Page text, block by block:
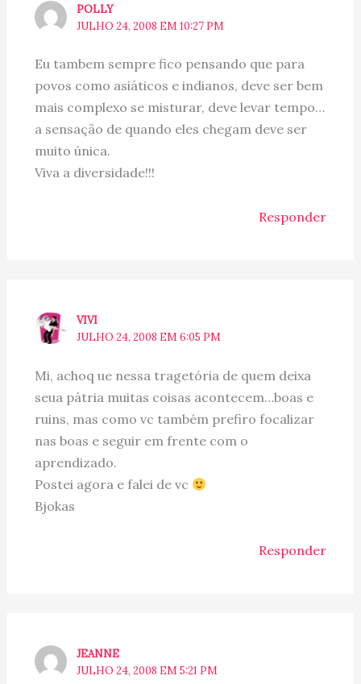
POLLY
JULHO 24, 2008 EM 10:27 PM
Eu tambem sempre fico pensando que para
povos como asiáticos e indianos, deve ser bem
mais complexo se misturar, deve levar tempo…
a sensação de quando eles chegam deve ser
muito única.
Viva a diversidade!!!
Responder
VIVI
JULHO 24, 2008 EM 6:05 PM
Mi, achoq ue nessa tragetória de quem deixa
seua pátria muitas coisas acontecem…boas e
ruins, mas como vc também prefiro focalizar
nas boas e seguir em frente com o
aprendizado.
Postei agora e falei de vc
Bjokas
Responder
JEANNE
JULHO 24, 2008 EM 5:21 PM